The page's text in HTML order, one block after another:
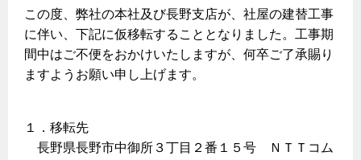
クレジットカードによるお支払い
払込書による窓口でのお支払い
払込書によるスマホアプリでのお支払い
原料費調整制度について
ガス給湯器とエコキュートの比較
快適性
ライフスタイルの変化に対応するエコジョーズ
最新ガスコンロの実力
グリル活用法
コンロの取替えは
レンジフード
サニタリーをリフォーム
その他をリフォーム
3つのあんしん宣言
長野都市ガスのでんきのポイント
電気料金 長野都市ガスでんきプラン
都市ガスでんき 低圧電力
Chef Ropia's JOYFUL CUISINE
ヤミーのレシピ帖
エコ・クッキング
法人のお客様へ
ホーム
お問合わせ・資料請求
この度、弊社の本社及び長野支店が、社屋の建替工事
に伴い、下記に仮移転することとなりました。工事期
間中はご不便をおかけいたしますが、何卒ご了承賜り
ますようお願い申し上げます。
１．移転先
長野県長野市中御所３丁目２番１５号 ＮＴＴコム